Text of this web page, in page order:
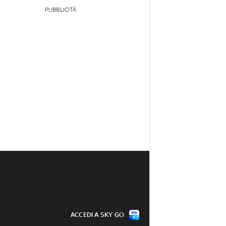
PUBBLICITÀ
ACCEDI A SKY GO